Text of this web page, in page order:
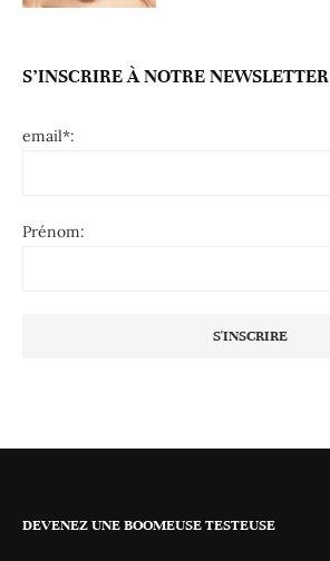
S’INSCRIRE À NOTRE NEWSLETTER
email*:
Prénom:
DEVENEZ UNE BOOMEUSE TESTEUSE